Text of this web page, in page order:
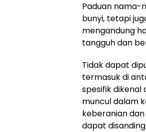
Paduan nama-
bunyi, tetapi
mengandung
tangguh dan
Tidak dapat
termasuk di
spesifik dikenal
muncul dalam
keberanian
dapat